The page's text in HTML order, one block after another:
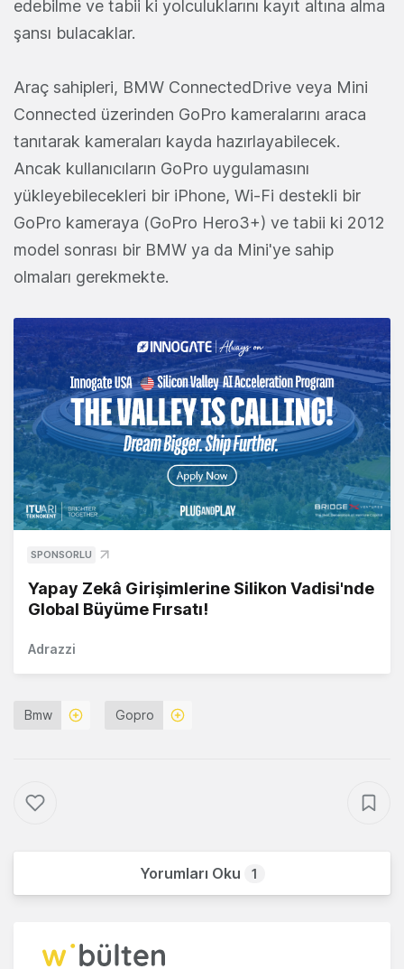
edebilme ve tabii ki yolculuklarını kayıt altına alma
şansı bulacaklar.
Araç sahipleri, BMW ConnectedDrive veya Mini
Connected üzerinden GoPro kameralarını araca
tanıtarak kameraları kayda hazırlayabilecek.
Ancak kullanıcıların GoPro uygulamasını
yükleyebilecekleri bir iPhone, Wi-Fi destekli bir
GoPro kameraya (GoPro Hero3+) ve tabii ki 2012
model sonrası bir BMW ya da Mini'ye sahip
olmaları gerekmekte.
SPONSORLU
Yapay Zekâ Girişimlerine Silikon Vadisi'nde
Global Büyüme Fırsatı!
Adrazzi
Bmw Gopro
Yorumları Oku 1